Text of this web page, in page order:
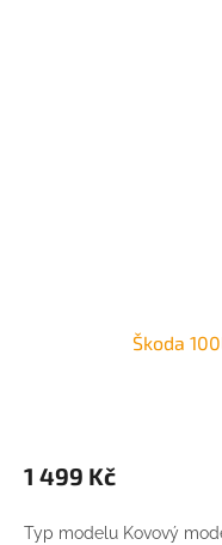
Škoda
1 499 Kč
Typ modelu Kovový